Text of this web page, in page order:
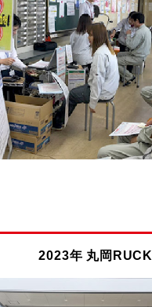
2023年 丸岡RUCK